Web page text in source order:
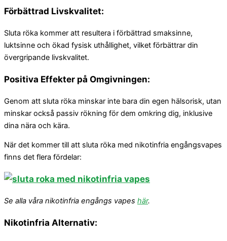
Förbättrad Livskvalitet:
Sluta röka kommer att resultera i förbättrad smaksinne,
luktsinne och ökad fysisk uthållighet, vilket förbättrar din
övergripande livskvalitet.
Positiva Effekter på Omgivningen:
Genom att sluta röka minskar inte bara din egen hälsorisk, utan
minskar också passiv rökning för dem omkring dig, inklusive
dina nära och kära.
När det kommer till att sluta röka med nikotinfria engångsvapes
finns det flera fördelar:
Se alla våra nikotinfria engångs vapes här.
Nikotinfria Alternativ: